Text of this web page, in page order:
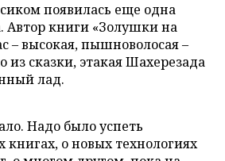
появилась еще одна
Автор книги «Золушки на
– высокая, пышноволосая –
из сказки, этакая Шахерезада
лад.
Надо было успеть
книгах, о новых технологиях